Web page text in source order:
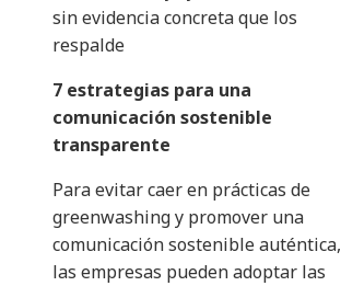
sin evidencia concreta que los
respalde
7 estrategias para una
comunicación sostenible
transparente
Para evitar caer en prácticas de
greenwashing y promover una
comunicación sostenible auténtica,
las empresas pueden adoptar las